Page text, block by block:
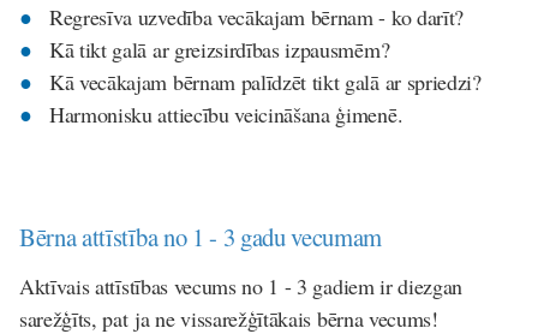
Regresīva uzvedība vecākajam bērnam - ko darīt?
Kā tikt galā ar greizsirdības izpausmēm?
Kā vecākajam bērnam palīdzēt tikt galā ar spriedzi?
Harmonisku attiecību veicināšana ģimenē.
Bērna attīstība no 1 - 3 gadu vecumam
Aktīvais attīstības vecums no 1 - 3 gadiem ir diezgan
sarežģīts, pat ja ne vissarežģītākais bērna vecums!